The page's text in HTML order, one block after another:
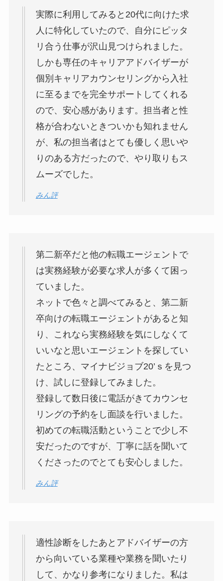
実際に利用してみると20代に向けた求
人に特化していたので、自分にピッタ
リ合う仕事が沢山見つけられました。
しかも専任のキャリアアドバイザーが
個別キャリアカウンセリングから入社
に至るまでを完全サポートしてくれる
ので、安心感があります。担当者と性
格が合わないときついかも知れません
が、私の担当者はとても優しく思いや
りのある方だったので、やり取りもス
ムーズでした。
みん評
第二新卒だと他の転職エージェントで
は実務経験が必要な求人が多くて困っ
ていました。
ネットで色々と調べてみると、第二新
卒向けの転職エージェントがあると知
り、これなら実務経験を気にしなくて
いいなと思いエージェントを探してい
たところ、マイナビジョブ20’ｓを見つ
け、試しに登録してみました。
登録して数日後に電話がきてカウンセ
リングの予約をし面談を行いました。
初めての転職活動ということで少し不
安だったのですが、丁寧に話を聞いて
くださったのでとても安心しました。
みん評
適性診断をしたあとアドバイザーの方
から向いている業種や業務を聞いたり
して、かなり参考になりました。私は